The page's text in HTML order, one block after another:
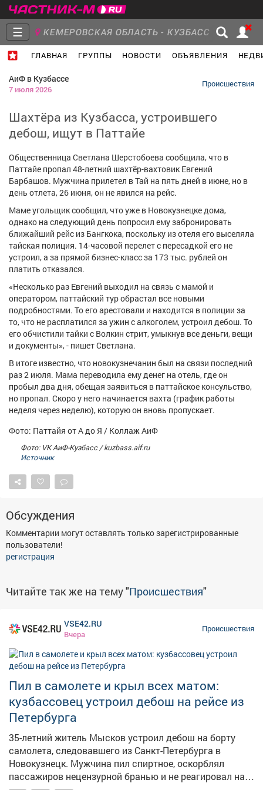
☰ КЕМЕРОВСКАЯ ОБЛАСТЬ - КУЗБАСС
ГЛАВНАЯ ГРУППЫ НОВОСТИ ОБЪЯВЛЕНИЯ
Объявления Недвижимость
Афиша
Товары Поздравления Погода
ТВ программа Я - пенсионер
АиФ в Кузбассе
7 июля 2026
Происшествия
Шахтёра из Кузбасса, устроившего
дебош, ищут в Паттайе
Общественница Светлана Шерстобоева сообщила, что в
Паттайе пропал 48-летний шахтёр-вахтовик Евгений
Барбашов. Мужчина прилетел в Тай на пять дней в июне, но в
день отлета, 26 июня, он не явился на рейс.
Маме угольщик сообщил, что уже в Новокузнецке дома,
однако на следующий день попросил ему забронировать
ближайший рейс из Бангкока, поскольку из отеля его выселяла
тайская полиция. 14-часовой перелет с пересадкой его не
устроил, а за прямой бизнес-класс за 173 тыс. рублей он
платить отказался.
«Несколько раз Евгений выходил на связь с мамой и
оператором, паттайский тур обрастал все новыми
подробностями. То его арестовали и находится в полиции за
то, что не расплатился за ужин с алкоголем, устроил дебош. То
его обчистили тайки с Волкин стрит, умыкнув все деньги, вещи
и документы», - пишет Светлана.
В итоге известно, что новокузнечанин был на связи последний
раз 2 июля. Мама переводила ему денег на отель, где он
пробыл два дня, обещая заявиться в паттайское консульство,
но пропал. Скоро у него начинается вахта (график работы
неделя через неделю), которую он вновь пропускает.
Фото: Паттайя от А до Я / Коллаж АиФ
Фото: VK АиФ-Кузбасс / kuzbass.aif.ru
Источник
Обсуждения
Комментарии могут оставлять только зарегистрированные
пользователи!
регистрация
Читайте так же на тему "Происшествия"
VSE42.RU
Вчера
Происшествия
Пил в самолете и крыл всех матом:
кузбассовец устроил дебош на рейсе из
Петербурга
35-летний житель Мысков устроил дебош на борту
самолета, следовавшего из Санкт-Петербурга в
Новокузнецк. Мужчина пил спиртное, оскорблял
пассажиров нецензурной бранью и не реагировал на